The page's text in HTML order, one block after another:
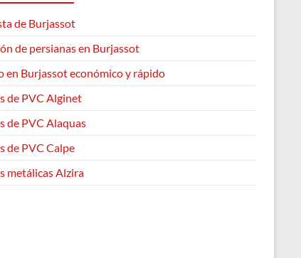
de Burjassot
de persianas en Burjassot
en Burjassot económico y rápido
de PVC Alginet
de PVC Alaquas
de PVC Calpe
metálicas Alzira